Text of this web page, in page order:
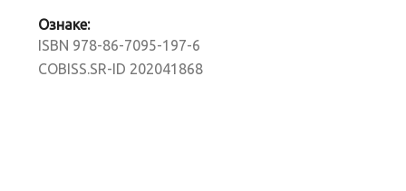
Ознаке:
ISBN 978-86-7095-197-6
COBISS.SR-ID 202041868